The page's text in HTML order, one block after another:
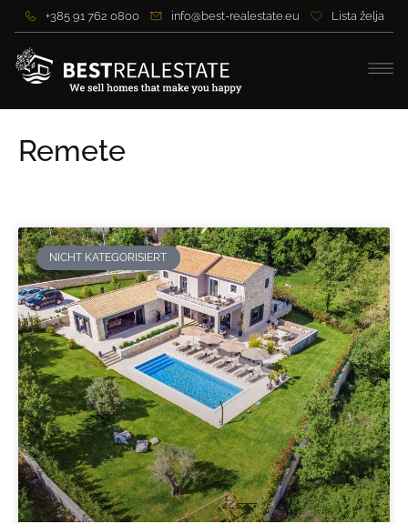
+385 91 762 0800 info@best-realestate.eu Lista želja
Remete
NICHT KATEGORISIERT